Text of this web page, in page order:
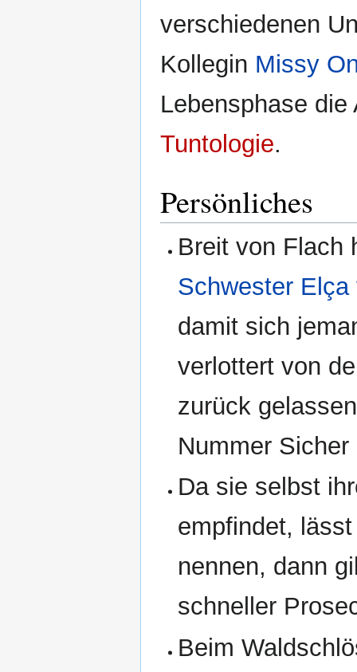
verschiedenen
Kollegin Missy
Lebensphase
Tuntologie.
Persönliches
Breit von Flach
Schwester
damit sich
verlottert von
zurück
Nummer Sicher
Da sie selbst
empfindet,
nennen, dann
schneller
Beim